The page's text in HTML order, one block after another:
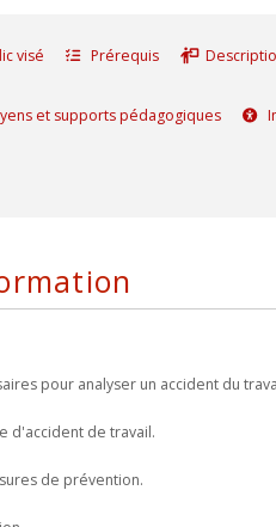
visé Prérequis
et supports pédagogiques
pour analyser un accident du
d'accident de travail.
de prévention.